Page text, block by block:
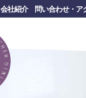
会社紹介 問い合わせ・ア